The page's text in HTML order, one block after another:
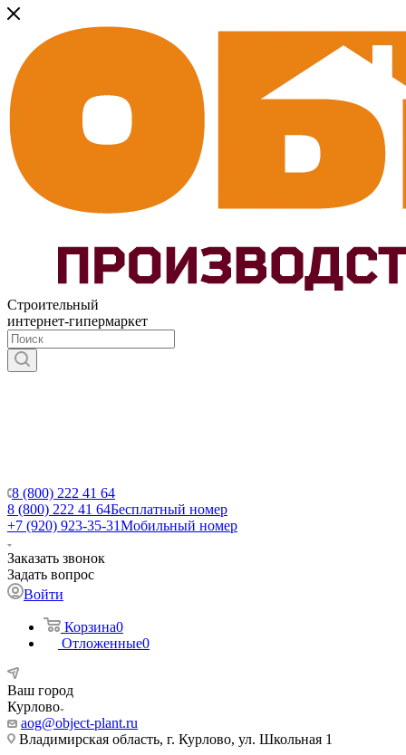
Строительный
интернет-гипермаркет
8 (800) 222 41 64
8 (800) 222 41 64Бесплатный номер
+7 (920) 923-35-31Мобильный номер
Заказать звонок
Задать вопрос
Войти
Корзина0
Отложенные0
Ваш город
Курлово
aog@object-plant.ru
Владимирская область, г. Курлово, ул. Школьная 1